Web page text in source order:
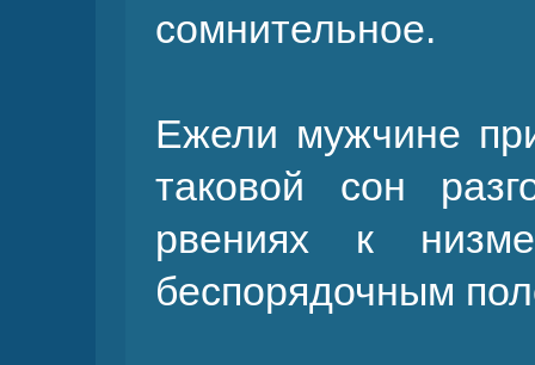
сомнительное.
Ежели мужчине
таковой сон
рвениях к
беспорядочным